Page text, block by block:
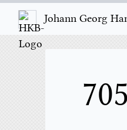
Johann Georg
705